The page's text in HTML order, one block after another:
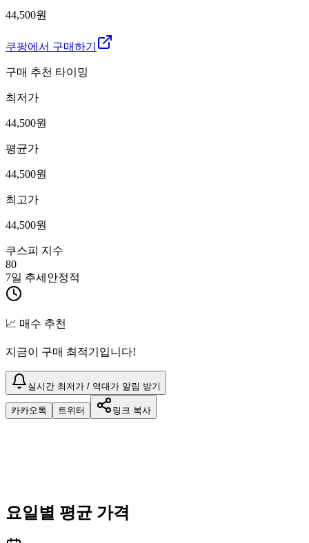
44,500원
쿠팡에서 구매하기
구매 추천 타이밍
최저가
44,500원
평균가
44,500원
최고가
44,500원
쿠스피 지수
80
7일 추세 안정적
📈 매수 추천
지금이 구매 최적기입니다!
실시간 최저가 / 역대가 알림 받기
카카오톡 트위터 링크 복사
요일별 평균 가격